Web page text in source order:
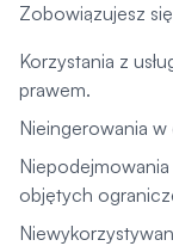
Zobowiązujesz
Korzystania z
prawem.
Nieingerowania w
objętych